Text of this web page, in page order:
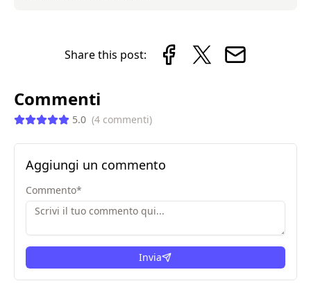
Share this post:
Commenti
5.0 (4 commenti)
Aggiungi un commento
Commento*
Invia